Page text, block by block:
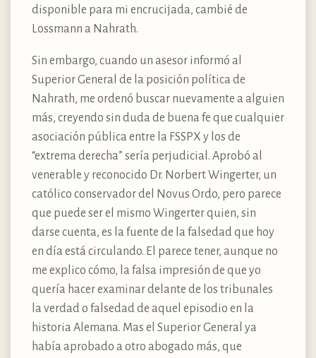
disponible para mi encrucijada, cambié de
Lossmann a Nahrath.
Sin embargo, cuando un asesor informó al
Superior General de la posición política de
Nahrath, me ordenó buscar nuevamente a alguien
más, creyendo sin duda de buena fe que cualquier
asociación pública entre la FSSPX y los de
“extrema derecha” sería perjudicial. Aprobó al
venerable y reconocido Dr. Norbert Wingerter, un
católico conservador del Novus Ordo, pero parece
que puede ser el mismo Wingerter quien, sin
darse cuenta, es la fuente de la falsedad que hoy
en día está circulando. El parece tener, aunque no
me explico cómo, la falsa impresión de que yo
quería hacer examinar delante de los tribunales
la verdad o falsedad de aquel episodio en la
historia Alemana. Mas el Superior General ya
había aprobado a otro abogado más, que